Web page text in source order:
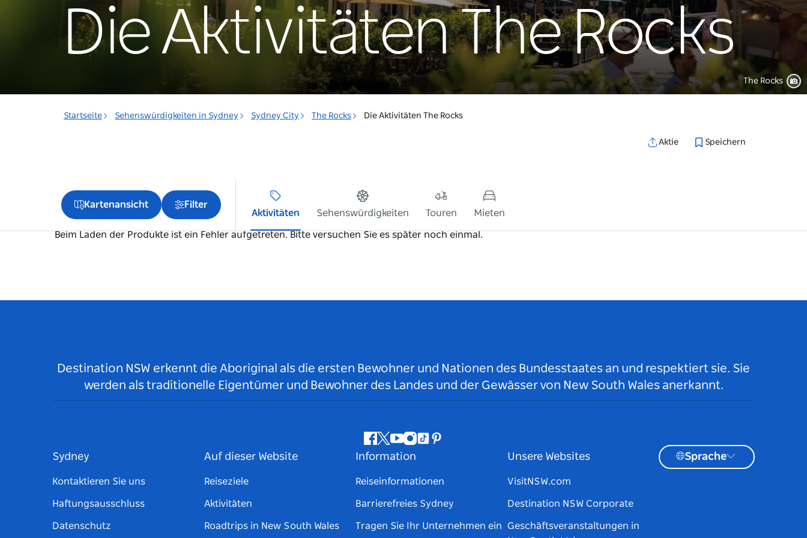
Die Aktivitäten The Rocks
The Rocks
Startseite Sehenswürdigkeiten in Sydney Sydney City The Rocks Die Aktivitäten The Rocks
Aktie Speichern
Kartenansicht
Filter
Aktivitäten
Sehenswürdigkeiten Touren Mieten
Beim Laden der Produkte ist ein Fehler aufgetreten. Bitte versuchen Sie es später noch einmal.
Destination NSW erkennt die Aboriginal als die ersten Bewohner und Nationen des Bundesstaates an und respektiert sie. Sie
werden als traditionelle Eigentümer und Bewohner des Landes und der Gewässer von New South Wales anerkannt.
Facebook
Twitter
YouTube
Instagram
TikTokPinterest
Sydney
Kontaktieren Sie uns
Haftungsausschluss
Datenschutz
Auf dieser Website
Reiseziele
Aktivitäten
Roadtrips in New South Wales
Information
Reiseinformationen
Barrierefreies Sydney
Tragen Sie Ihr Unternehmen ein
Unsere Websites
VisitNSW.com
Destination NSW Corporate
Geschäftsveranstaltungen in
Sprache